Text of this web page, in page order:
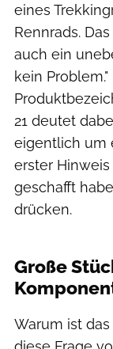
eines
Rennrads.
auch ein
kein
21 deutet
eigentlich um
erster
geschafft
drücken.
Große
Warum ist